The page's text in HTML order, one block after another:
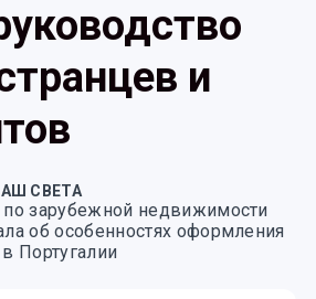
и
СВЕТА
по зарубежной недвижимости
об особенностях оформления
Португалии